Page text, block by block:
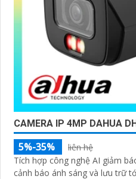
CAMERA IP 4MP DAHUA
5%-35%
liên hệ
Tích hợp công nghệ AI giảm
cảnh báo ánh sáng và lưu trữ